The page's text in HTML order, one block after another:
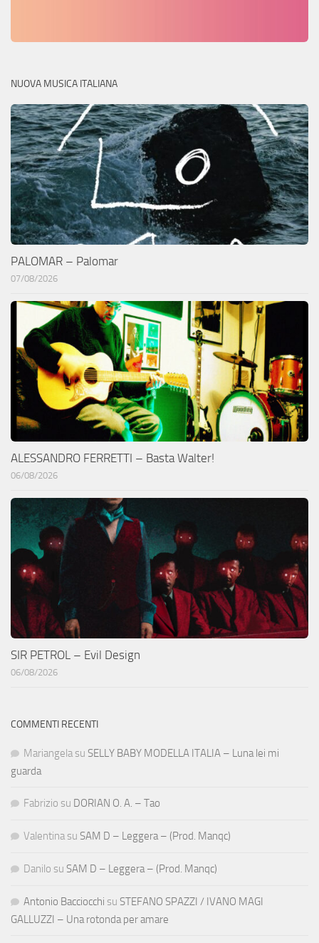
NUOVA MUSICA ITALIANA
PALOMAR – Palomar
07/08/2026
ALESSANDRO FERRETTI – Basta Walter!
06/08/2026
SIR PETROL – Evil Design
06/08/2026
COMMENTI RECENTI
Mariangela su SELLY BABY MODELLA ITALIA – Luna lei mi
guarda
Fabrizio su DORIAN O. A. – Tao
Valentina su SAM D – Leggera – (Prod. Manqc)
Danilo su SAM D – Leggera – (Prod. Manqc)
Antonio Bacciocchi su STEFANO SPAZZI / IVANO MAGI
GALLUZZI – Una rotonda per amare